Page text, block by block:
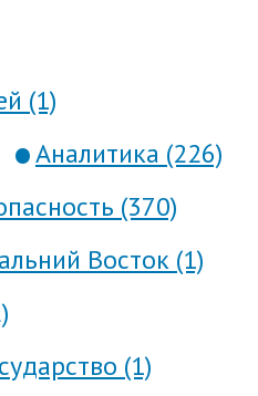
(1)
Аналитика (226)
(370)
Восток (1)
(1)